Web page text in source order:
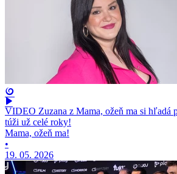
VIDEO Zuzana z Mama, ožeň ma si hľadá
túži už celé roky!
Mama, ožeň ma!
•
19. 05. 2026